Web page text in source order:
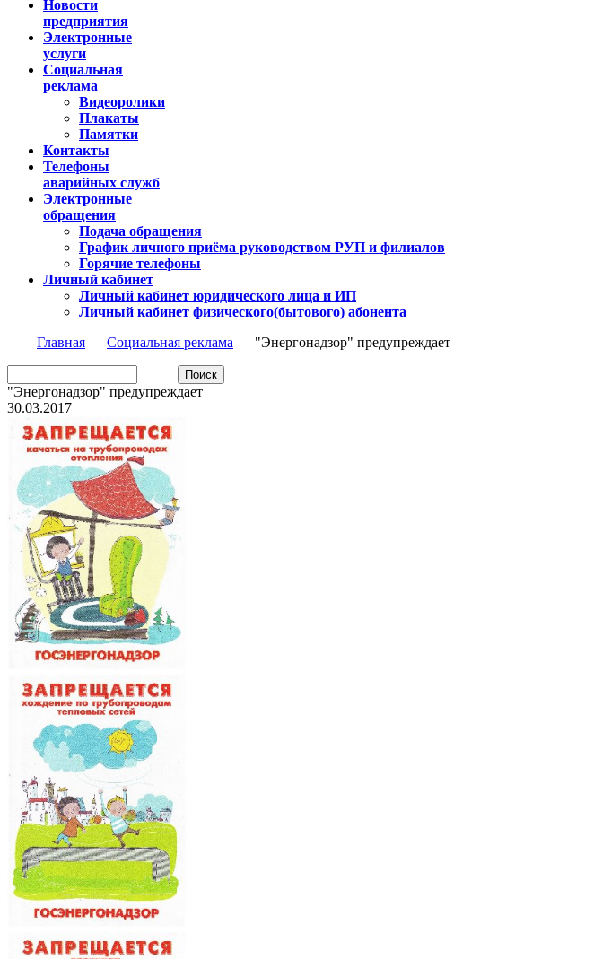
Новости
предприятия
Электронные
услуги
Социальная
реклама
Видеоролики
Плакаты
Памятки
Контакты
Телефоны
аварийных служб
Электронные
обращения
Подача обращения
График личного приёма руководством РУП и филиалов
Горячие телефоны
Личный кабинет
Личный кабинет юридического лица и ИП
Личный кабинет физического(бытового) абонента
— Главная — Социальная реклама — "Энергонадзор" предупреждает
"Энергонадзор" предупреждает
30.03.2017